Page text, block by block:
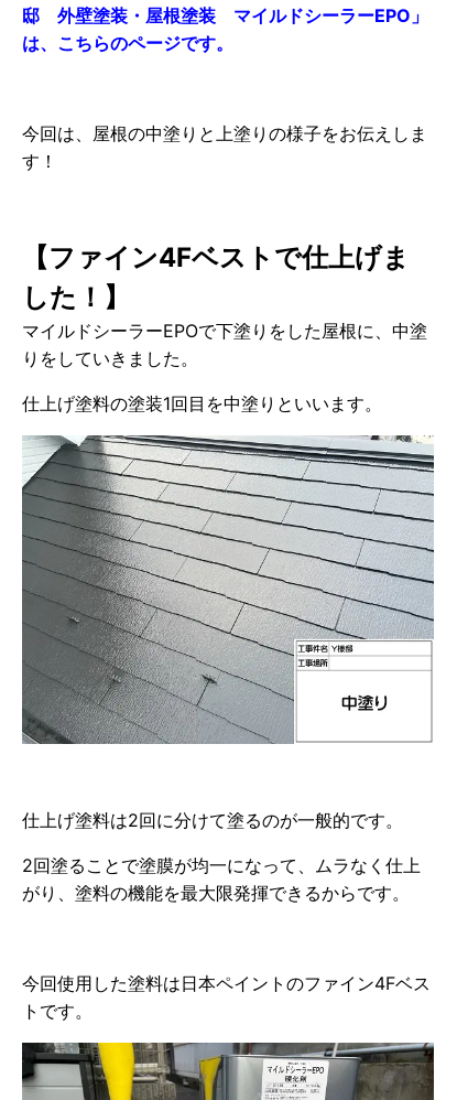
邸 外壁塗装・屋根塗装 マイルドシーラーEPO」
は、こちらのページです。
今回は、屋根の中塗りと上塗りの様子をお伝えしま
す！
【ファイン4Fベストで仕上げま
した！】
マイルドシーラーEPOで下塗りをした屋根に、中塗
りをしていきました。
仕上げ塗料の塗装1回目を中塗りといいます。
仕上げ塗料は2回に分けて塗るのが一般的です。
2回塗ることで塗膜が均一になって、ムラなく仕上
がり、塗料の機能を最大限発揮できるからです。
今回使用した塗料は日本ペイントのファイン4Fベス
トです。